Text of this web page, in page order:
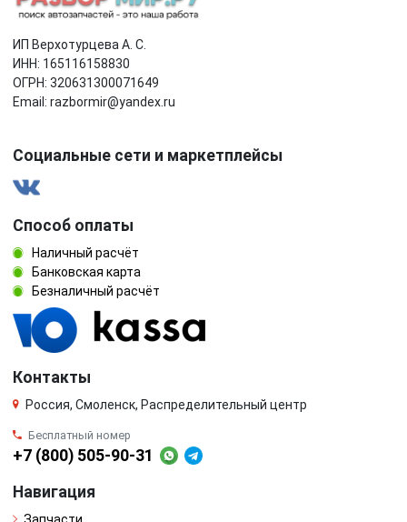
ИП Верхотурцева А. С.
ИНН: 165116158830
ОГРН: 320631300071649
Email: razbormir@yandex.ru
Социальные сети и маркетплейсы
Способ оплаты
Наличный расчёт
Банковская карта
Безналичный расчёт
Контакты
Россия, Смоленск, Распределительный центр
Бесплатный номер
+7 (800) 505-90-31
Навигация
Запчасти